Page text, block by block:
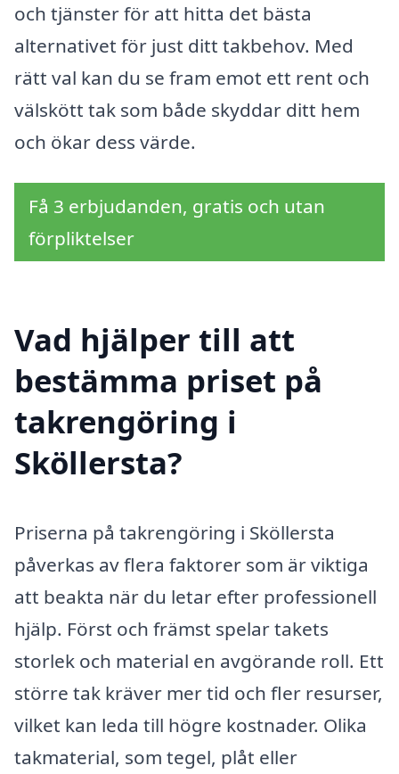
och tjänster för att hitta det bästa
alternativet för just ditt takbehov. Med
rätt val kan du se fram emot ett rent och
välskött tak som både skyddar ditt hem
och ökar dess värde.
Få 3 erbjudanden, gratis och utan
förpliktelser
Vad hjälper till att
bestämma priset på
takrengöring i
Sköllersta?
Priserna på takrengöring i Sköllersta
påverkas av flera faktorer som är viktiga
att beakta när du letar efter professionell
hjälp. Först och främst spelar takets
storlek och material en avgörande roll. Ett
större tak kräver mer tid och fler resurser,
vilket kan leda till högre kostnader. Olika
takmaterial, som tegel, plåt eller